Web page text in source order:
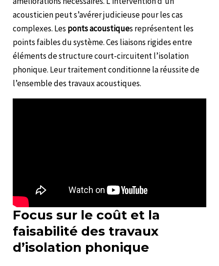
acousticien peut s’avérer judicieuse pour les cas
complexes. Les ponts acoustiques représentent les
points faibles du système. Ces liaisons rigides entre
éléments de structure court-circuitent l’isolation
phonique. Leur traitement conditionne la réussite de
l’ensemble des travaux acoustiques.
Focus sur le coût et la
faisabilité des travaux
d’isolation phonique